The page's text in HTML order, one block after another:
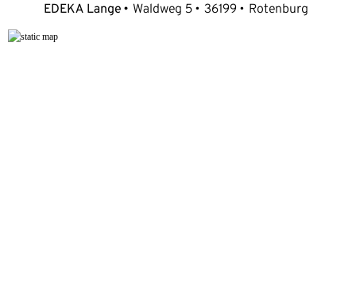
EDEKA Lange Waldweg 5 36199 Rotenburg